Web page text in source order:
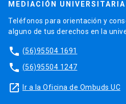
MEDIACIÓN UNIVERSITARIA
Teléfonos para orientación y
alguno de tus derechos en la
phone (56)95504 1691
phone (56)95504 1247
launch Ir a la Oficina de Ombuds UC